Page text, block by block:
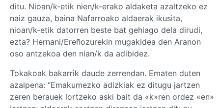
ditu. Nioan/k-etik nien/k-erako aldaketa azaltzeko ez
naiz gauza, baina Nafarroako aldaerak ikusita,
nioan/k-etik datorren beste bat gehiago dela dirudi,
ezta? Hernani/Ereñozurekin mugakidea den Aranon
oso antzekoa den nian/k da adibidez.
Tokakoak bakarrik daude zerrendan. Ematen duten
azalpena: “Emakumezko adizkiak ez ditugu jartzen
zeren berauek lortzeko aski bait da «k»ren ordez «en»